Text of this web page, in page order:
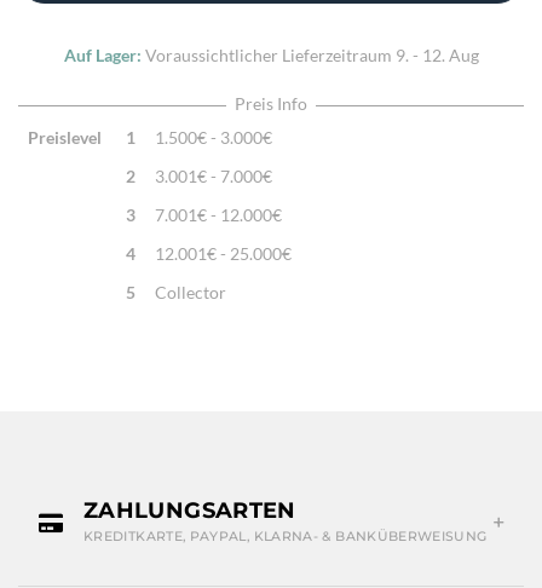
Auf Lager: Voraussichtlicher Lieferzeitraum 9. - 12. Aug
Preis Info
Preislevel
1
1.500€ - 3.000€
2
3.001€ - 7.000€
3
7.001€ - 12.000€
4
12.001€ - 25.000€
5
Collector
ZAHLUNGSARTEN
KREDITKARTE, PAYPAL, KLARNA- & BANKÜBERWEISUNG